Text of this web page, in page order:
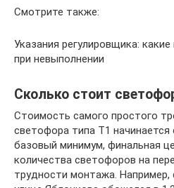
Смотрите также:
Указания регулировщика:
при невыполнении
Сколько стоит
Стоимость самого простого
светофора типа Т1 начинается
базовый минимум, финальная
количества светофоров на
трудности монтажа.